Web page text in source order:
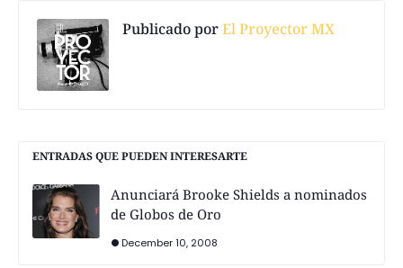
Publicado porEl Proyector MX
ENTRADAS QUE PUEDEN INTERESARTE
Anunciará Brooke Shields a nominados
de Globos de Oro
December 10, 2008